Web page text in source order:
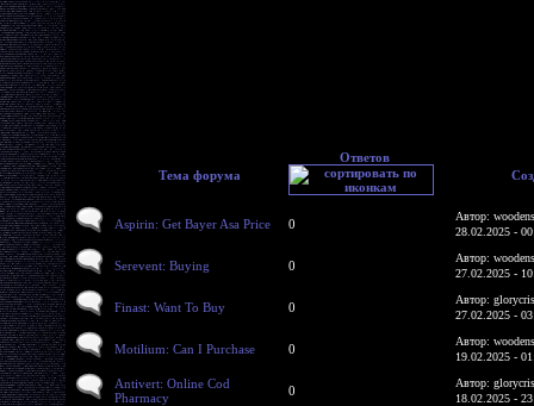
Тема форума
Ответов
Aspirin: Get Bayer Asa Price 0
Автор:
28.02.2025 -
Serevent: Buying 0
Автор:
27.02.2025 -
Finast: Want To Buy 0
Автор:
27.02.2025 -
Motilium: Can I Purchase 0
Автор:
19.02.2025 -
Antivert: Online Cod
Pharmacy
0
Автор:
18.02.2025 -